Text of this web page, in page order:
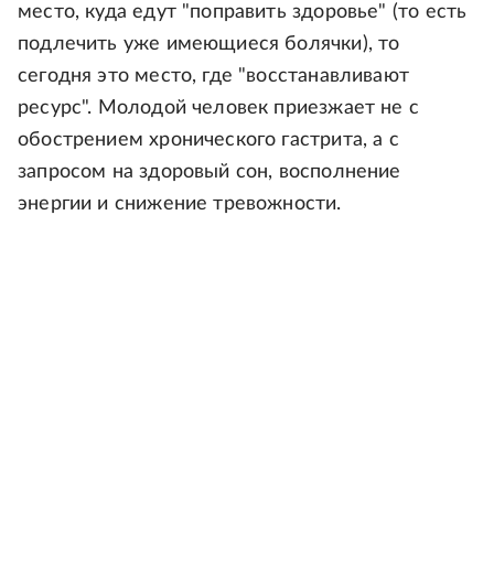
место, куда едут "поправить здоровье" (то есть
подлечить уже имеющиеся болячки), то
сегодня это место, где "восстанавливают
ресурс". Молодой человек приезжает не с
обострением хронического гастрита, а с
запросом на здоровый сон, восполнение
энергии и снижение тревожности.